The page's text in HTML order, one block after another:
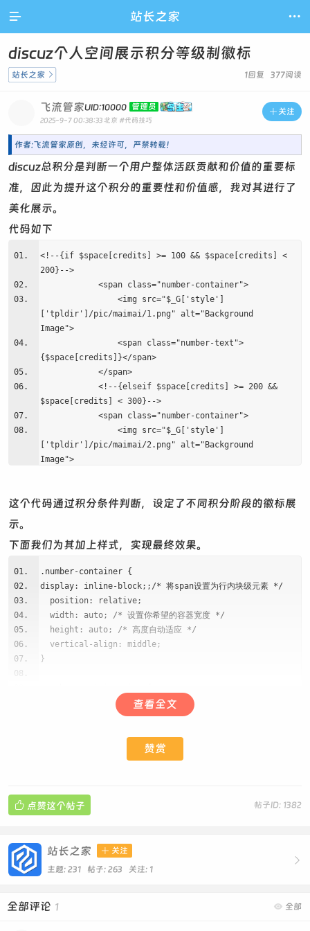
 站长之家 
discuz个人空间展示积分等级制徽标
1回复 377阅读
站长之家 
 关注
飞流管家UID:10000 管理员
2025-9-7 00:38:33 北京 #代码技巧
作者:飞流管家原创，未经许可，严禁转载！
discuz总积分是判断一个用户整体活跃贡献和价值的重要标
准，因此为提升这个积分的重要性和价值感，我对其进行了
美化展示。
代码如下
<!--{if $space[credits] >= 100 && $space[credits] <
200}-->
<span class="number-container">
<img src="$_G['style']
['tpldir']/pic/maimai/1.png" alt="Background
Image">
<span class="number-text">
{$space[credits]}</span>
</span>
<!--{elseif $space[credits] >= 200 &&
$space[credits] < 300}-->
<span class="number-container">
<img src="$_G['style']
['tpldir']/pic/maimai/2.png" alt="Background
Image">
</span>
<span class="number-container">
['tpldir']/pic/maimai/3.png" alt="Background
Image">
<span class="number-text">
{$space[credits]}</span>
</span>
<!--{elseif $space[credits] >= 400 &&
$space[credits] < 500}-->
<img src="$_G['style']
['tpldir']/pic/maimai/4.png" alt="Background
<span class="number-text">
{$space[credits]}</span>
$space[credits] < 600}-->
<span class="number-container">
Image">
<span class="number-text">
<!--{elseif $space[credits] >= 600 &&
这个代码通过积分条件判断，设定了不同积分阶段的徽标展
示。
下面我们为其加上样式，实现最终效果。
.number-container {
display: inline-block;;/* 将span设置为行内块级元素 */
position: relative;
width: auto; /* 设置你希望的容器宽度 */
height: auto; /* 高度自动适应 */
vertical-align: middle;
}
width: auto; /* 图片宽度占满容器 */
height: 16px !important;/* 高度自动，保持图片比例 */
margin-right: 0 !important;
position: absolute;
transform: translate(-50%, -50%);
font-size: 8px; /* 根据图片大小和数字长度调整字体大小
font-weight: bold; /* 可以让数字显示更醒目 */
大功告成，另外我们可以举一反三，设置其他积分的条件判
断来设置更多风格的徽标等级展示哦
查看全文
赞赏
帖子ID: 1382
 点赞这个帖子

站长之家  关注
主题: 231 帖子: 263 关注: 1
 全部
全部评论 1